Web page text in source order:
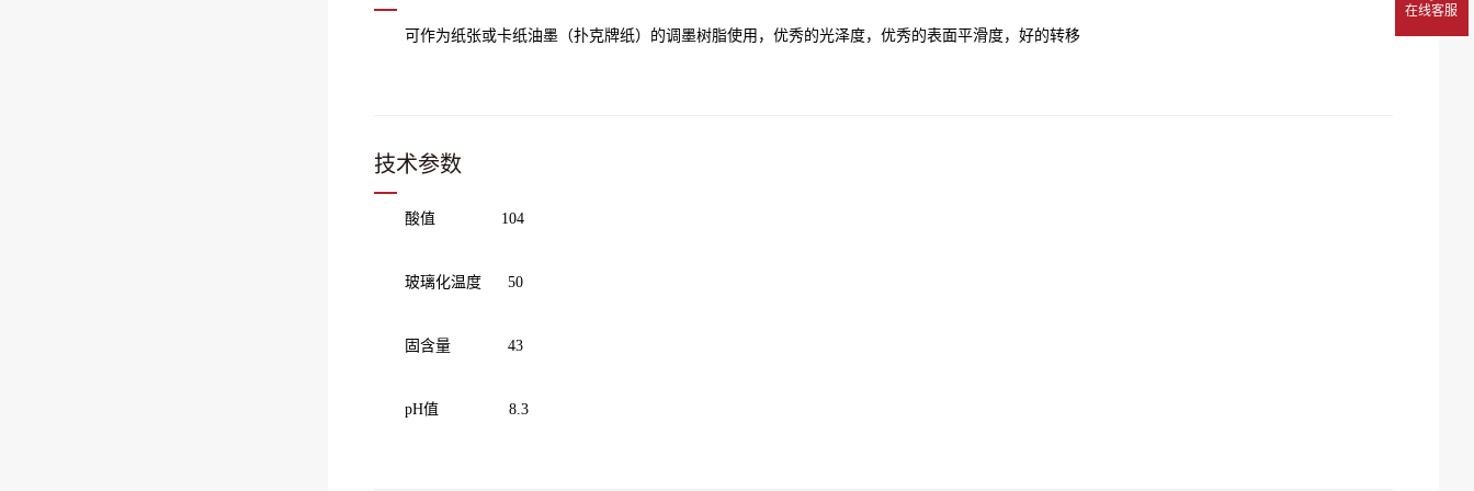
可作为纸张或卡纸油墨（扑克牌纸）的调墨树脂使用，优秀的光泽度，优秀的表面平滑度，好的转移
技术参数
酸值 104
玻璃化温度 50
固含量 43
pH值 8.3
在线客服